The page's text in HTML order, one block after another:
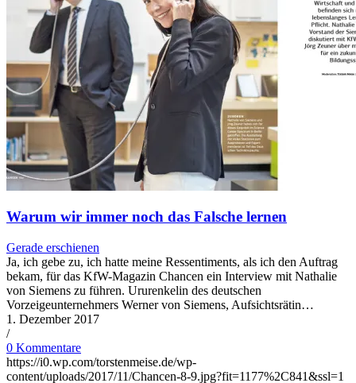
Warum wir immer noch das Falsche lernen
Gerade erschienen
Ja, ich gebe zu, ich hatte meine Ressentiments, als ich den Auftrag
bekam, für das KfW-Magazin Chancen ein Interview mit Nathalie
von Siemens zu führen. Ururenkelin des deutschen
Vorzeigeunternehmers Werner von Siemens, Aufsichtsrätin…
1. Dezember 2017
/
0 Kommentare
https://i0.wp.com/torstenmeise.de/wp-
content/uploads/2017/11/Chancen-8-9.jpg?fit=1177%2C841&ssl=1